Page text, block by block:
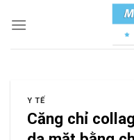
Y TẾ
Căng chỉ